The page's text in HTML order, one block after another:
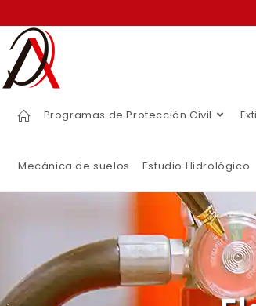
Programas de Protección Civil
Mecánica de suelos Estudio Hidrológico